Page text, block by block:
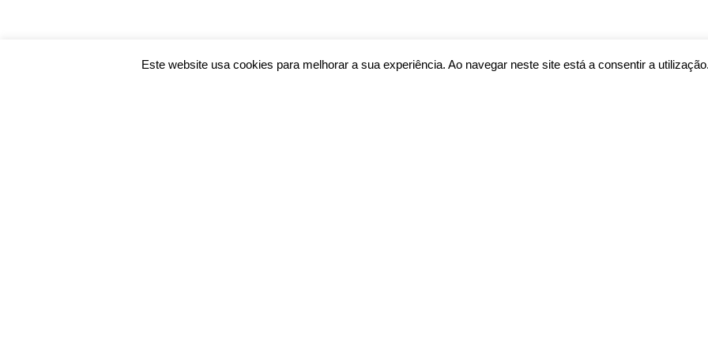
1 2 3 … 7
Este website usa cookies para melhorar a sua experiência. Ao navegar neste site está a consentir a utilização.